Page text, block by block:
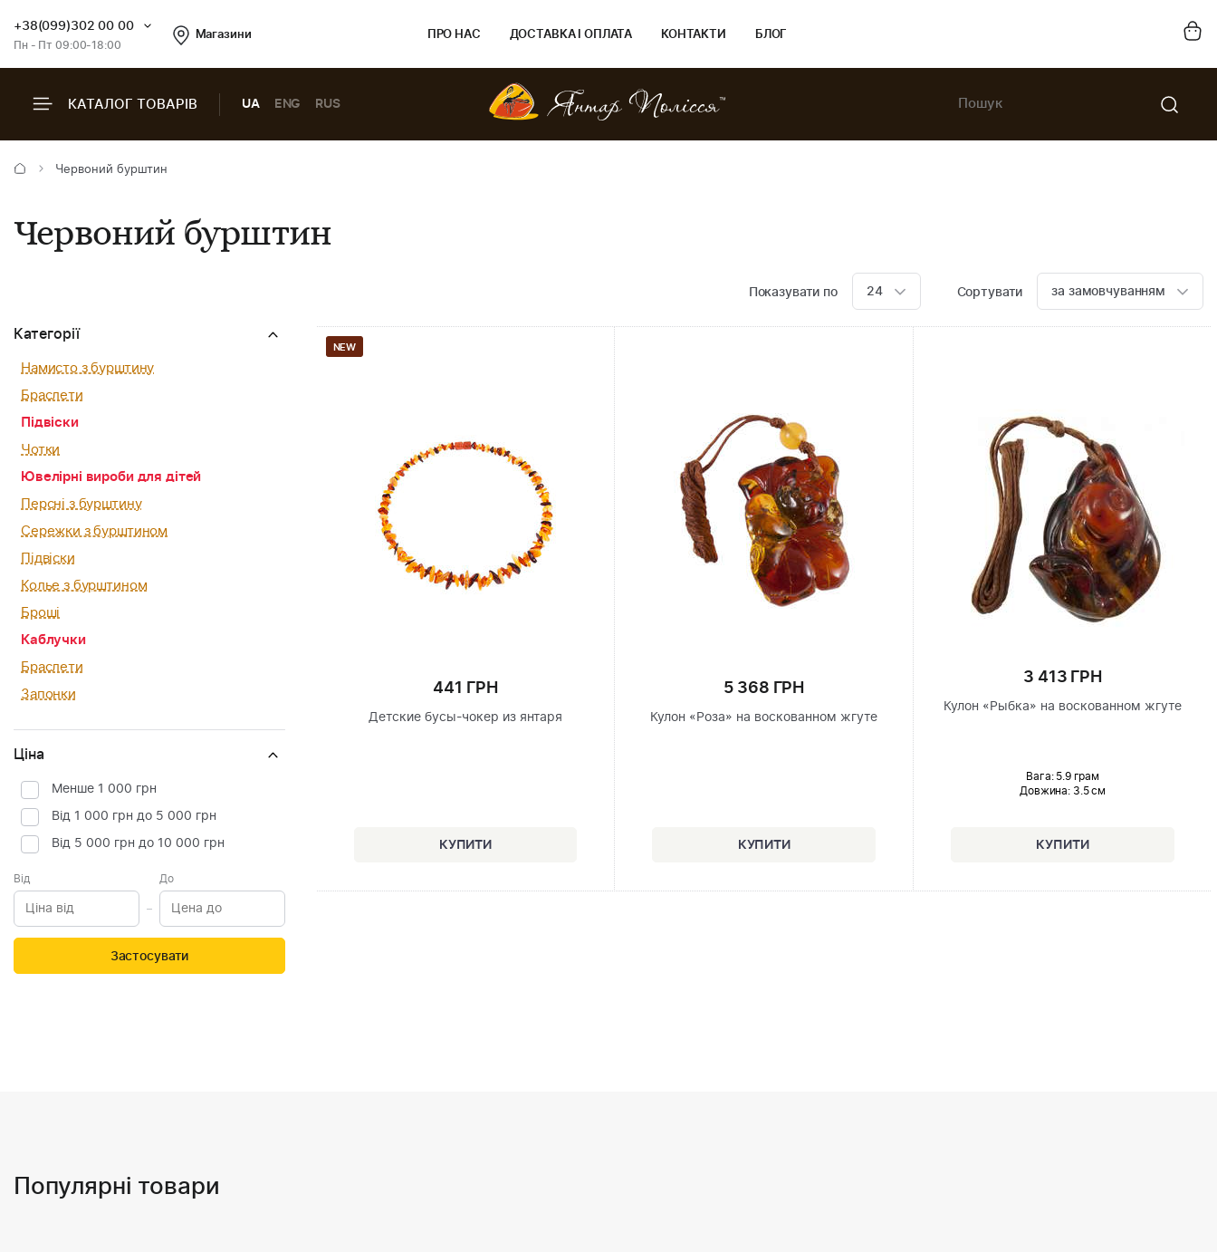
+38(099)302 00 00
Пн - Пт 09:00-18:00
Магазини ПРО НАС ДОСТАВКА І ОПЛАТА КОНТАКТИ БЛОГ
КАТАЛОГ ТОВАРІВ UA ENG RUS
Червоний бурштин
Червоний бурштин
Показувати по 24 Сортувати за замовчуванням
Категорії
Намисто з бурштину
Браслети
Підвіски
Чотки
Ювелірні вироби для дітей
Персні з бурштину
Сережки з бурштином
Підвіски
Колье з бурштином
Броші
Каблучки
Браслети
Запонки
Ціна
Менше 1 000 грн
Від 1 000 грн до 5 000 грн
Від 5 000 грн до 10 000 грн
Від До
Застосувати
NEW
441 ГРН
Детские бусы-чокер из янтаря
5 368 ГРН
Кулон «Роза» на воскованном жгуте
3 413 ГРН
Кулон «Рыбка» на воскованном жгуте
Вага: 5.9 грам
Довжина: 3.5 см
Популярні товари